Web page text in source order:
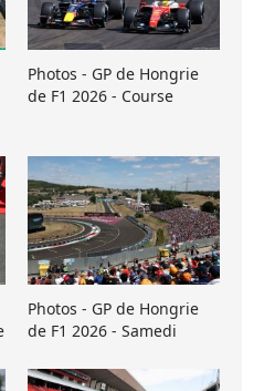
Photos - GP de Hongrie
de F1 2026 - Course
Photos - GP de Hongrie
de F1 2026 - Samedi